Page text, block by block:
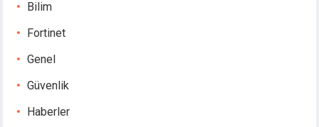
Bilim
Fortinet
Genel
Güvenlik
Haberler